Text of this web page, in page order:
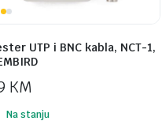
UTP i BNC kabla, NCT-1,
KM
Na stanju